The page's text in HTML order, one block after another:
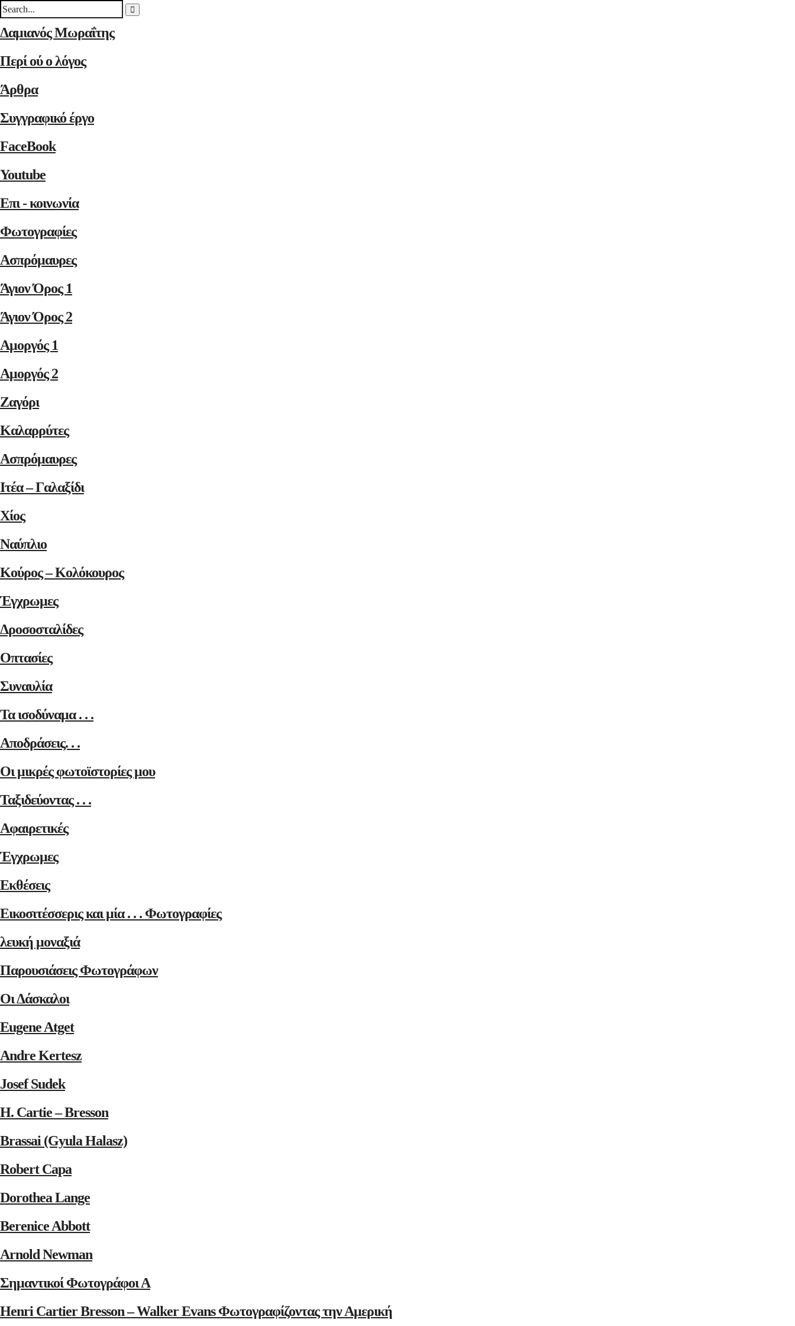
Δαμιανός Μωραΐτης
Περί ού ο λόγος
Άρθρα
Συγγραφικό έργο
FaceBook
Youtube
Επι - κοινωνία
Φωτογραφίες
Ασπρόμαυρες
Άγιον Όρος 1
Άγιον Όρος 2
Αμοργός 1
Αμοργός 2
Ζαγόρι
Καλαρρύτες
Ασπρόμαυρες
Ιτέα – Γαλαξίδι
Χίος
Ναύπλιο
Κούρος – Κολόκουρος
Έγχρωμες
Δροσοσταλίδες
Οπτασίες
Συναυλία
Τα ισοδύναμα . . .
Αποδράσεις. . .
Οι μικρές φωτοϊστορίες μου
Ταξιδεύοντας . . .
Αφαιρετικές
Έγχρωμες
Εκθέσεις
Εικοσιτέσσερις και μία . . . Φωτογραφίες
λευκή μοναξιά
Παρουσιάσεις Φωτογράφων
Οι Δάσκαλοι
Eugene Atget
Andre Kertesz
Josef Sudek
H. Cartie – Bresson
Brassai (Gyula Halasz)
Robert Capa
Dorothea Lange
Berenice Abbott
Arnold Newman
Σημαντικοί Φωτογράφοι Α
Henri Cartier Bresson – Walker Evans Φωτογραφίζοντας την Αμερική